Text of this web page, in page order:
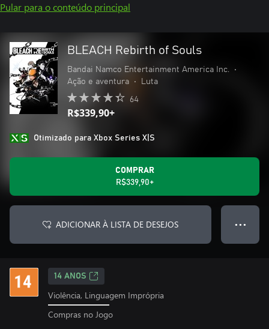
Pular para o conteúdo principal
BLEACH Rebirth of Souls
Bandai Namco Entertainment America Inc.
•
Ação e aventura
• Luta
64
R$339,90+
Otimizado para Xbox Series X|S
COMPRAR
R$339,90+
ADICIONAR À LISTA DE DESEJOS ● ● ●
14 ANOS
Violência, Linguagem Imprópria
Compras no Jogo